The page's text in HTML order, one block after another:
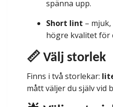
spänna upp.
Short lint –
högre kvalitet för
📏 Välj storlek
Finns i två storlekar:
mått väljer du själv vid